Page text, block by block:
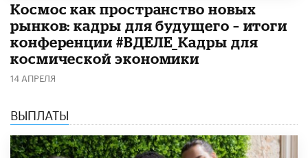
Космос как пространство новых
рынков: кадры для будущего – итоги
конференции #ВДЕЛЕ_Кадры для
космической экономики
14 АПРЕЛЯ
ВЫПЛАТЫ